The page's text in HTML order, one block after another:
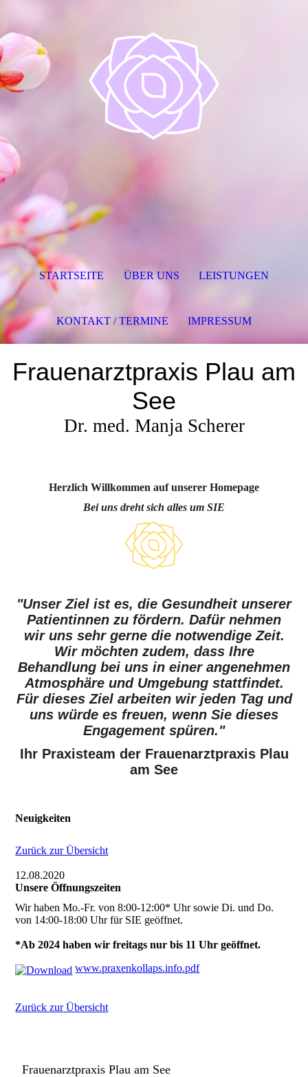
Frauenarztpraxis Plau am
See
Dr. med. Manja Scherer
Herzlich Willkommen auf unserer Homepage
Bei uns dreht sich alles um SIE
"Unser Ziel ist es, die Gesundheit unserer
Patientinnen zu fördern. Dafür nehmen
wir uns sehr gerne die notwendige Zeit.
Wir möchten zudem, dass Ihre
Behandlung bei uns in einer angenehmen
Atmosphäre und Umgebung stattfindet.
Für dieses Ziel arbeiten wir jeden Tag und
uns würde es freuen, wenn Sie dieses
Engagement spüren."
Ihr Praxisteam der Frauenarztpraxis Plau
am See
Neuigkeiten
Zurück zur Übersicht
12.08.2020
Unsere Öffnungszeiten
Wir haben Mo.-Fr. von 8:00-12:00* Uhr sowie Di. und Do.
von 14:00-18:00 Uhr für SIE geöffnet.
*Ab 2024 haben wir freitags nur bis 11 Uhr geöffnet.
www.praxenkollaps.info.pdf
Zurück zur Übersicht
Frauenarztpraxis Plau am See
STARTSEITE ÜBER UNS LEISTUNGEN
KONTAKT / TERMINE IMPRESSUM